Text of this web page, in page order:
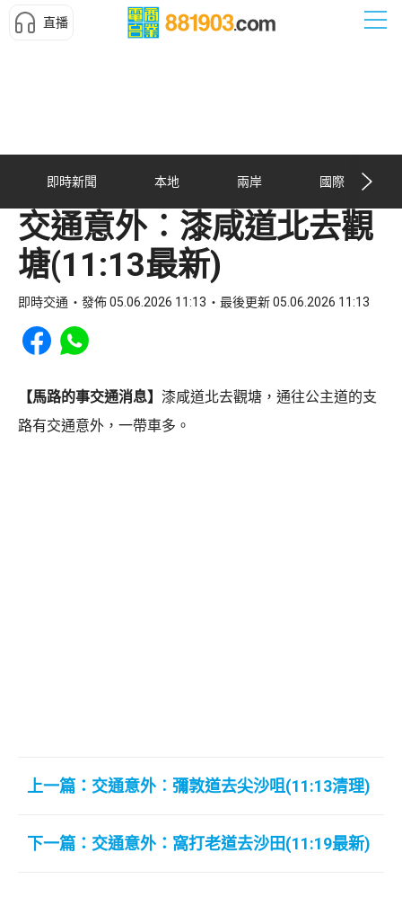
直播
即時新聞 本地 兩岸 國際
交通意外︰漆咸道北去觀
塘(11:13最新)
即時交通 發佈 05.06.2026 11:13 最後更新 05.06.2026 11:13
Share to Facebook
Share to WhatsApp
【馬路的事交通消息】 漆咸道北去觀塘，通往公主道的支
路有交通意外，一帶車多。
上一篇：交通意外︰彌敦道去尖沙咀(11:13清理)
下一篇：交通意外：窩打老道去沙田(11:19最新)